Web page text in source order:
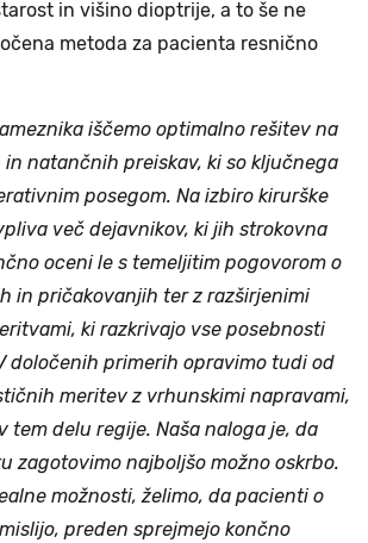
in višino dioptrije, a to še ne
metoda za pacienta resnično
iščemo optimalno rešitev na
natančnih preiskav, ki so ključnega
posegom. Na izbiro kirurške
več dejavnikov, ki jih strokovna
oceni le s temeljitim pogovorom o
in pričakovanjih ter z razširjenimi
ki razkrivajo vse posebnosti
določenih primerih opravimo tudi od
meritev z vrhunskimi napravami,
tem delu regije. Naša naloga je, da
zagotovimo najboljšo možno oskrbo.
možnosti, želimo, da pacienti o
preden sprejmejo končno